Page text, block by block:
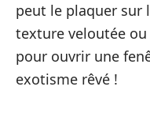
peut le plaquer sur
texture veloutée ou
pour ouvrir une
exotisme rêvé !